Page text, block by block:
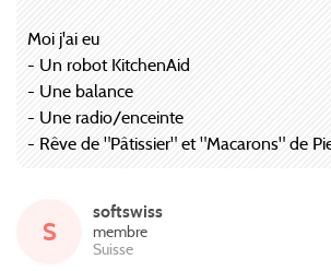
Moi j'ai eu
- Un robot KitchenAid
- Une balance
- Une radio/enceinte
- Rêve de "Pâtissier" et "Macarons" de
S
softswiss
membre
Suisse